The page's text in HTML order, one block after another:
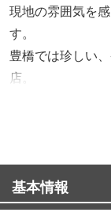
現地の雰囲気を
す。
豊橋では珍しい
店。
ケバブやスパイ
基本情報